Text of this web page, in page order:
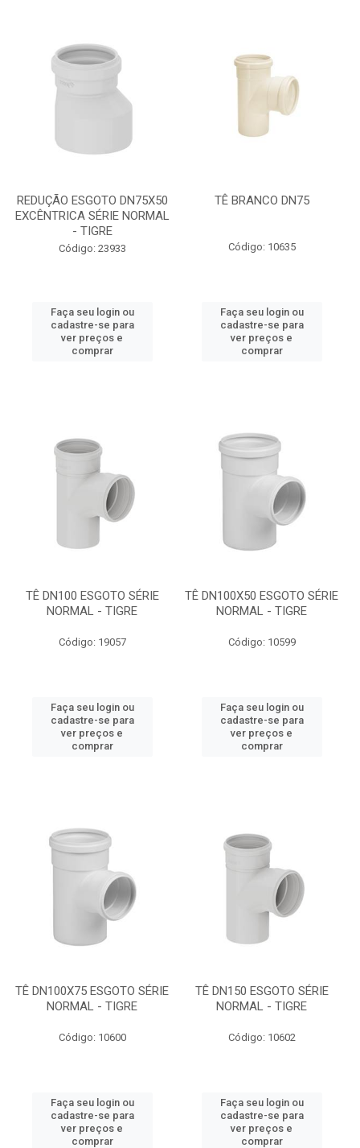
REDUÇÃO ESGOTO DN75X50
EXCÊNTRICA SÉRIE NORMAL
- TIGRE
Código: 23933
Faça seu login ou
cadastre-se para
ver preços e
comprar
TÊ BRANCO DN75
Código: 10635
Faça seu login ou
cadastre-se para
ver preços e
comprar
TÊ DN100 ESGOTO SÉRIE
NORMAL - TIGRE
Código: 19057
Faça seu login ou
cadastre-se para
ver preços e
comprar
TÊ DN100X50 ESGOTO SÉRIE
NORMAL - TIGRE
Código: 10599
Faça seu login ou
cadastre-se para
ver preços e
comprar
TÊ DN100X75 ESGOTO SÉRIE
NORMAL - TIGRE
Código: 10600
Faça seu login ou
cadastre-se para
ver preços e
comprar
TÊ DN150 ESGOTO SÉRIE
NORMAL - TIGRE
Código: 10602
Faça seu login ou
cadastre-se para
ver preços e
comprar